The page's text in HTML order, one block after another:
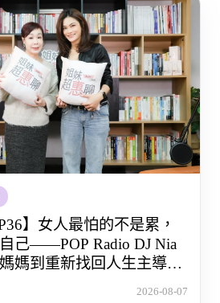
】女人最怕的不是累，
己——POP Radio DJ Nia
媽到重新找回人生主導權
2026-08-07